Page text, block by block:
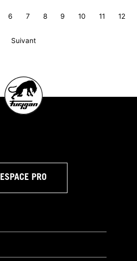
6 7 8 9 10 11 12
Suivant
ESPACE PRO